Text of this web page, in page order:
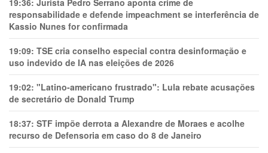
19:36: Jurista Pedro Serrano aponta crime de
responsabilidade e defende impeachment se interferência de
Kassio Nunes for confirmada
19:09: TSE cria conselho especial contra desinformação e
uso indevido de IA nas eleições de 2026
19:02: "Latino-americano frustrado": Lula rebate acusações
de secretário de Donald Trump
18:37: STF impõe derrota a Alexandre de Moraes e acolhe
recurso de Defensoria em caso do 8 de Janeiro